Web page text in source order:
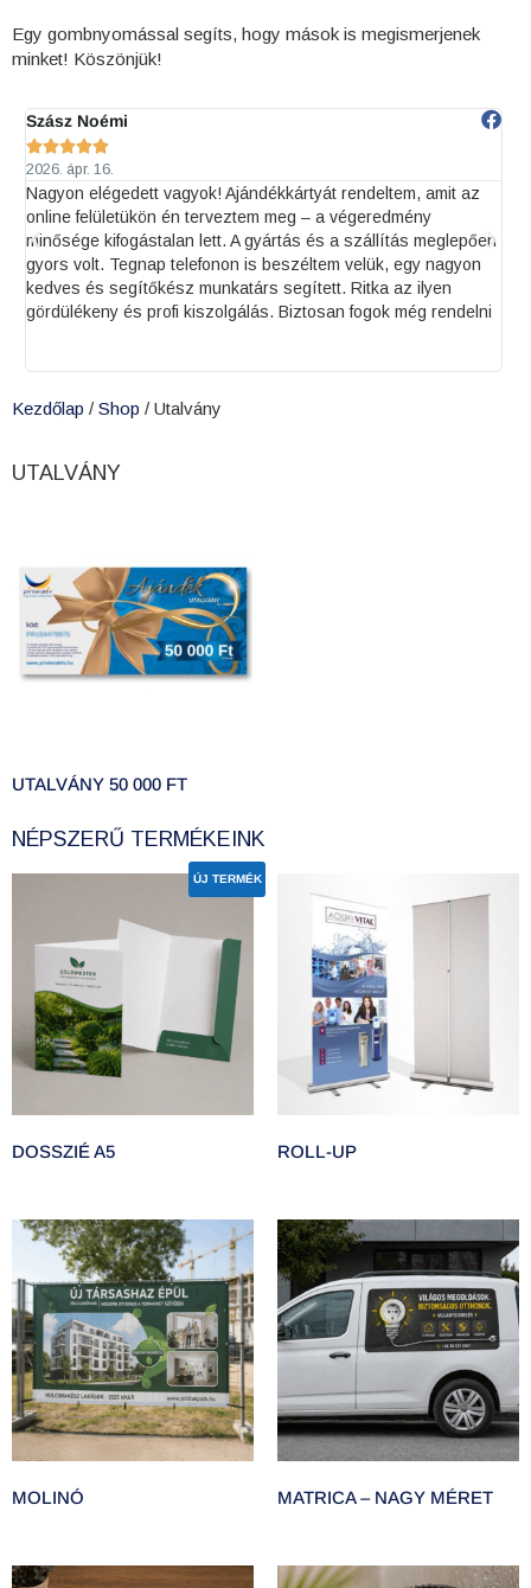
Egy gombnyomással segíts, hogy mások is megismerjenek
minket! Köszönjük!
Ajándékkártyát rendeltem, amit az
meg – a végeredmény
lett. A gyártás és a szállítás meglepően
is beszéltem velük, egy nagyon
munkatárs segített. Ritka az ilyen
Biztosan fogok még rendelni
Idén januárban
azért a Printeraktiv
szimpatikus volt, hogy
lehetőséget adnak a
honlapjukon található
kezelhető és praktikus
Kezdőlap / Shop / Utalvány
UTALVÁNY
UTALVÁNY 50 000 FT
NÉPSZERŰ TERMÉKEINK
ÚJ TERMÉK
DOSSZIÉ A5 ROLL-UP
MOLINÓ MATRICA – NAGY MÉRET